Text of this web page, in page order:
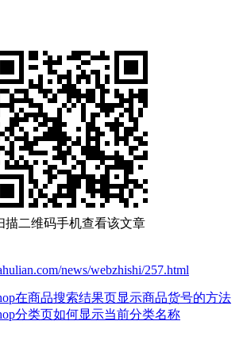
描二维码手机查看该文章
news/webzhishi/257.html
在商品搜索结果页显示商品货号的方法
分类页如何显示当前分类名称